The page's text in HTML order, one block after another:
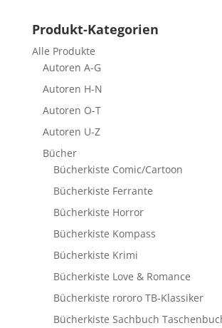
Produkt-Kategorien
Alle Produkte
Autoren A-G
Autoren H-N
Autoren O-T
Autoren U-Z
Bücher
Bücherkiste Comic/Cartoon
Bücherkiste Ferrante
Bücherkiste Horror
Bücherkiste Kompass
Bücherkiste Krimi
Bücherkiste Love & Romance
Bücherkiste rororo TB-Klassiker
Bücherkiste Sachbuch